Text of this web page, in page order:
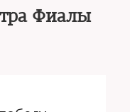
Фиалы